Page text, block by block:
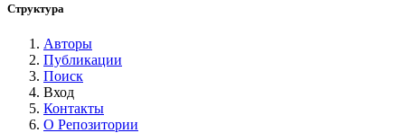
Структура
Авторы
Публикации
Поиск
Вход
Контакты
О Репозитории